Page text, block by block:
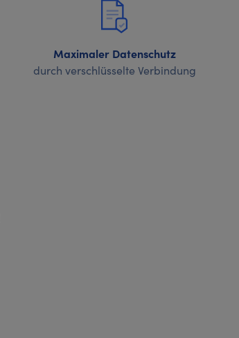
Maximaler Datenschutz
durch verschlüsselte Verbindung